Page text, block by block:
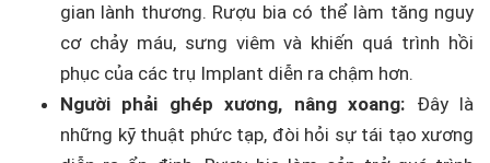
gian lành thương. Rượu bia có thể làm tăng nguy
cơ chảy máu, sưng viêm và khiến quá trình hồi
phục của các trụ Implant diễn ra chậm hơn.
Người phải ghép xương, nâng xoang: Đây là
những kỹ thuật phức tạp, đòi hỏi sự tái tạo xương